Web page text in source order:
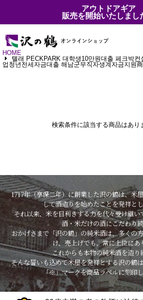
アウトドアギア
販売を開始いたしまし
HOME
톌래 PECKPARK 대학생10만원대출 페크박컨
업청년전세자금대출 해남군무직자생계자금지원
検索条件に該当する商品はあり
1717年（享保二年）に創業した沢の鶴は、米
して酒造りを始めたことを発祥と
それ以来、米を目利きする力を代々受け継
酒・米だけの酒にこだわり
おかげさまで「沢の鶴」の純米酒は、多くの
け、売上げでも、常に上位にあ
これからも本物の純米酒を造り
そんな誓いも込めて米屋を発祥とする沢の鶴
「※」マークを商品ラベルに刻印